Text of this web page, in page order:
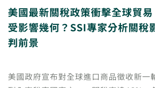
美國最新關稅政策衝擊全球貿
受影響幾何？SSI專家分析關稅
判前景
美國政府宣布對全球進口商品徵收新一